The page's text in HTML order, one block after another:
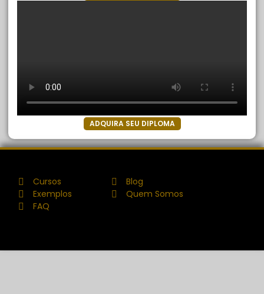
ADQUIRA SEU DIPLOMA
Cursos
Exemplos
FAQ
Blog
Quem Somos